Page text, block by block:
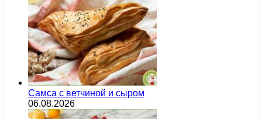
Самса с ветчиной и сыром
06.08.2026